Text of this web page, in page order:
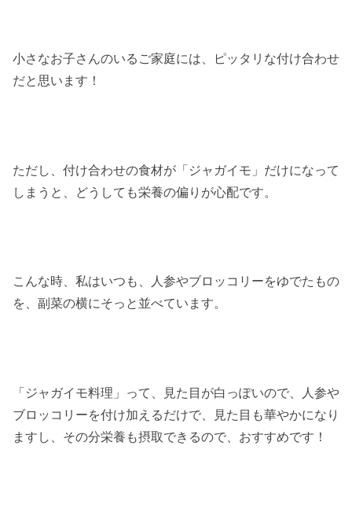
小さなお子さんのいるご家庭には、ピッタリな付け合わせ
だと思います！
ただし、付け合わせの食材が「ジャガイモ」だけになって
しまうと、どうしても栄養の偏りが心配です。
こんな時、私はいつも、人参やブロッコリーをゆでたもの
を、副菜の横にそっと並べています。
「ジャガイモ料理」って、見た目が白っぽいので、人参や
ブロッコリーを付け加えるだけで、見た目も華やかになり
ますし、その分栄養も摂取できるので、おすすめです！